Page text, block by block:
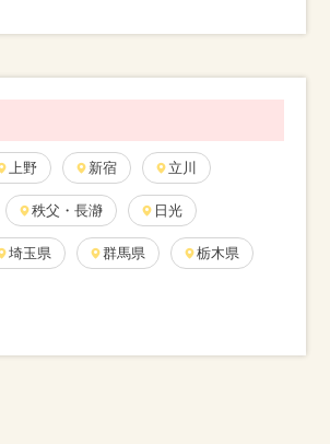
上野 新宿 立川
秩父・長瀞 日光
埼玉県 群馬県 栃木県